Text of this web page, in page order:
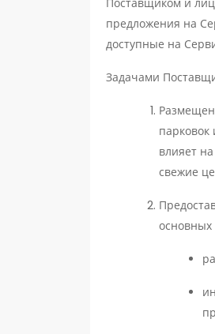
Поставщиком и
предложения на
доступные на
Задачами
влияет
свежие
основных